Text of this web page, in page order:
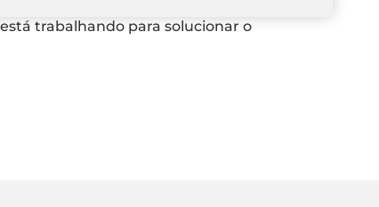
trabalhando para solucionar o